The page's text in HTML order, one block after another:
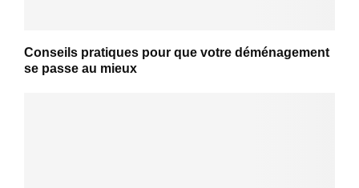
Conseils pratiques pour que votre déménagement
se passe au mieux